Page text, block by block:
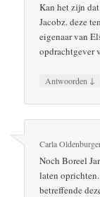
Kan het zijn
Jacobz. deze
eigenaar van
opdrachtgever
Antwoorden ↓
Carla
Noch Boreel
laten
betreffende